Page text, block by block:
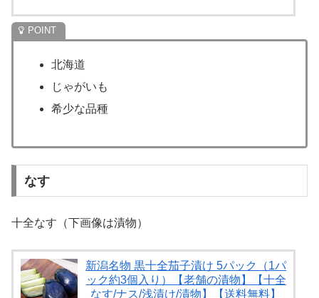
北海道
じゃがいも
希少な品種
なす
十全なす（下画像は漬物）
新潟名物 黒十全茄子漬け 5パック（1パ
ック約3個入り）【老舗の漬物】【十全
なす/ナス/浅漬け/漬物】【送料無料】